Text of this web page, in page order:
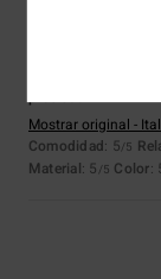
preciosa
Mostrar original -
Comodidad: 5/5
Material: 5 /5 Color: